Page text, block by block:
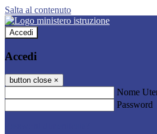
Salta al contenuto
Accedi
Accedi
button close ×
Nome
Password